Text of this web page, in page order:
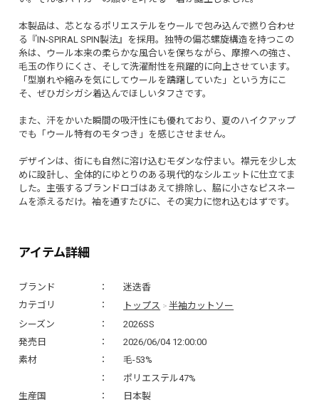
アイテム詳細
ブランド
迷迭香
カテゴリ
トップス >半袖カットソー
シーズン
2026SS
発売日
2026/06/04 12:00:00
素材
毛-53%
ポリエステル47%
生産国
日本製
本製品は、芯となるポリエステルをウールで包み込んで撚り合わせ
る『IN-SPIRAL SPIN製法』を採用。独特の偏芯螺旋構造を持つこの
糸は、ウール本来の柔らかな風合いを保ちながら、摩擦への強さ、
毛玉の作りにくさ、そして洗濯耐性を飛躍的に向上させています。
「型崩れや縮みを気にしてウールを躊躇していた」という方にこ
そ、ぜひガシガシ着込んでほしいタフさです。
また、汗をかいた瞬間の吸汗性にも優れており、夏のハイクアップ
でも「ウール特有のモタつき」を感じさせません。
デザインは、街にも自然に溶け込むモダンな佇まい。襟元を少し太
めに設計し、全体的にゆとりのある現代的なシルエットに仕立てま
した。主張するブランドロゴはあえて排除し、脇に小さなピスネー
ムを添えるだけ。袖を通すたびに、その実力に惚れ込むはずです。